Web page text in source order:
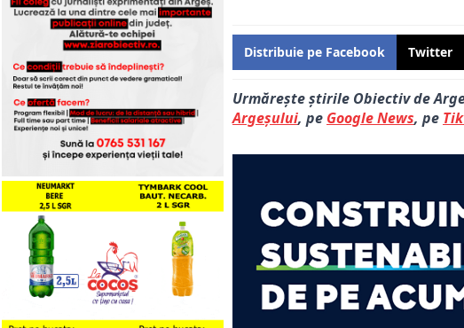
Distribuie pe Facebook Twitter
Urmărește știrile Obiectiv de
Argeșului, pe Google News, pe